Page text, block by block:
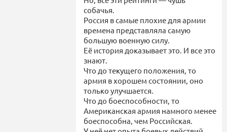
собачья.
Россия в самые плохие для армии
времена представляла самую
большую военную силу.
Её история доказывает это. И все это
знают.
Что до текущего положения, то
армия в хорошем состоянии, оно
только улучшается.
Что до боеспособности, то
Американская армия намного менее
боеспособна, чем Российская.